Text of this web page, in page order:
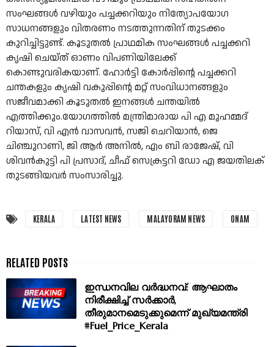
സംഘങ്ങൾ വഴിയും പച്ചക്കറിയും നിത്യോപയോഗ
സാധനങ്ങളും വിതരണം നടത്തുന്നതിന് തുടക്കം
കുറിച്ചിട്ടുണ്ട്. കൂടുതൽ പ്രാഥമിക സംഘങ്ങൾ പച്ചക്കറി
കൃഷി ചെയ്ത് ഓണം വിപണിയിലേക്ക്
കൊണ്ടുവരികയാണ്. ഹോർട്ടി കോർപ്പിന്റെ പച്ചക്കറി
ചന്തകളും കൃഷി വകുപ്പിന്റെ മറ്റ് സംവിധാനങ്ങളും
സജീവമാക്കി കൂടുതൽ ഇനങ്ങൾ ചന്തയിൽ
എത്തിക്കും.യോഗത്തിൽ മന്ത്രിമാരായ പി എ മുഹമ്മദ്
റിയാസ്, വി എൻ വാസവൻ, സജി ചെറിയാൻ, ജെ
ചിഞ്ചുറാണി, ജി ആർ അനിൽ, എം ബി രാജേഷ്, വി
ശിവൻകുട്ടി പി പ്രസാദ്, ചീഫ് സെക്രട്ടറി ഡോ എ ജയതിലക്
തുടങ്ങിയവർ സംസാരിച്ചു.
KERALA LATEST NEWS MALAYORAM NEWS ONAM
ഇന്ധനവില വർദ്ധനവ്: ആഘാതം
നിരീക്ഷിച്ച് സർക്കാർ,
തീരുമാനമെടുക്കുമെന്ന് മുഖ്യമന്ത്രി
#Fuel_Price_Kerala